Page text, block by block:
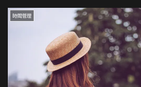
時間管理